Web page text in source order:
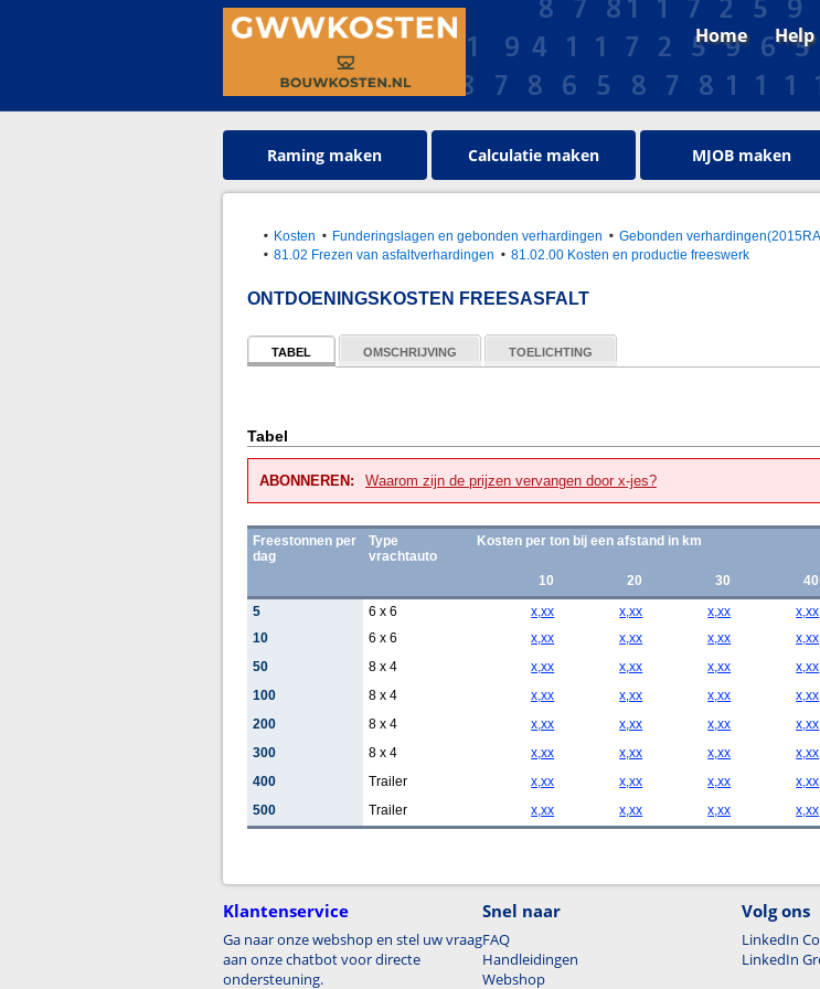
Home Help
Raming maken Calculatie maken MJOB maken
Kosten Funderingslagen en gebonden verhardingen Gebonden
81.02 Frezen van asfaltverhardingen
81.02.00 Kosten en productie freeswerk
ONTDOENINGSKOSTEN FREESASFALT
TABEL OMSCHRIJVING
TOELICHTING
Tabel
ABONNEREN: Waarom zijn de prijzen vervangen door x-jes?
Freestonnen per
dag
Type
vrachtauto
Kosten per ton bij een afstand in km
10 20 30 40
5
6 x 6 x,xx x,xx x,xx x,xx
10
6 x 6 x,xx x,xx x,xx x,xx
50
8 x 4 x,xx x,xx x,xx x,xx
100
8 x 4 x,xx x,xx x,xx x,xx
200
8 x 4 x,xx x,xx x,xx x,xx
300
8 x 4 x,xx x,xx x,xx x,xx
400
Trailer x,xx x,xx x,xx x,xx
500
Trailer x,xx x,xx x,xx x,xx
Klantenservice
Ga naar onze webshop en stel uw vraag
aan onze chatbot voor directe
ondersteuning.
Snel naar
FAQ
Handleidingen
Webshop
Volg ons
LinkedIn
LinkedIn